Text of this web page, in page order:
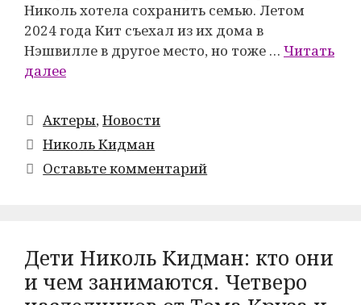
Николь хотела сохранить семью. Летом
2024 года Кит съехал из их дома в
Нэшвилле в другое место, но тоже … Читать
далее
Рубрики
Актеры,Новости
Метки
Николь Кидман
Оставьте комментарий
Дети Николь Кидман: кто они
и чем занимаются. Четверо